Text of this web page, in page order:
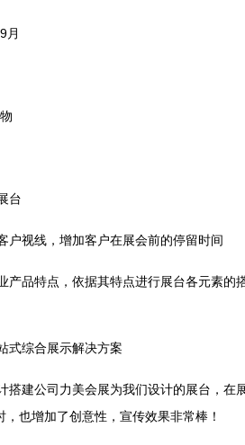
月
台
户视线，增加客户在展会前的停留时间
产品特点，依据其特点进行展台各元素的
式综合展示解决方案
搭建公司力美会展为我们设计的展台，在
也增加了创意性，宣传效果非常棒！